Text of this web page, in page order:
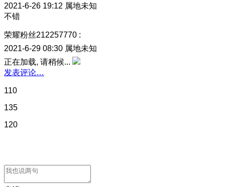
2021-6-26 19:12 属地未知
不错
荣耀粉丝212257770 :
2021-6-29 08:30 属地未知
正在加载, 请稍候...
发表评论…
110
135
120